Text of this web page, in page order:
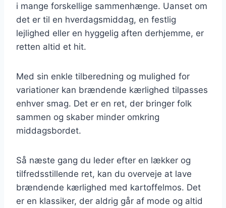
i mange forskellige sammenhænge. Uanset om
det er til en hverdagsmiddag, en festlig
lejlighed eller en hyggelig aften derhjemme, er
retten altid et hit.
Med sin enkle tilberedning og mulighed for
variationer kan brændende kærlighed tilpasses
enhver smag. Det er en ret, der bringer folk
sammen og skaber minder omkring
middagsbordet.
Så næste gang du leder efter en lækker og
tilfredsstillende ret, kan du overveje at lave
brændende kærlighed med kartoffelmos. Det
er en klassiker, der aldrig går af mode og altid